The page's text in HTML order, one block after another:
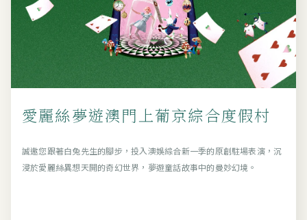
愛麗絲夢遊澳門上葡京綜合度假村
誠邀您跟著白兔先生的腳步，投入澳娛綜合新一季的原創駐場表演，沉
浸於愛麗絲異想天開的奇幻世界，夢遊童話故事中的曼妙幻境。